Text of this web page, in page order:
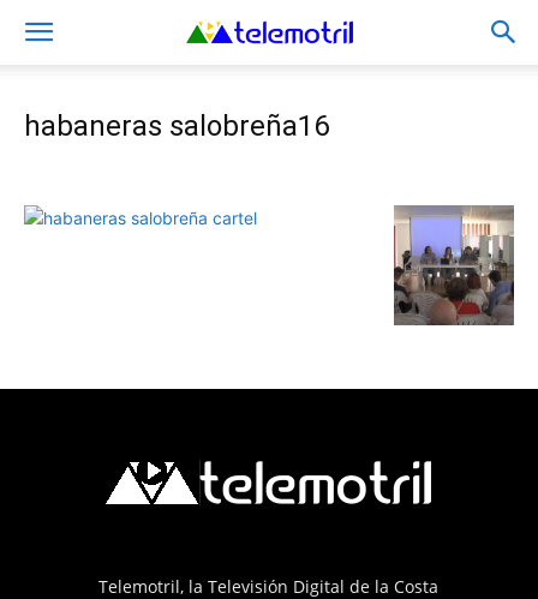
habaneras salobreña16
Telemotril, la Televisión Digital de la Costa